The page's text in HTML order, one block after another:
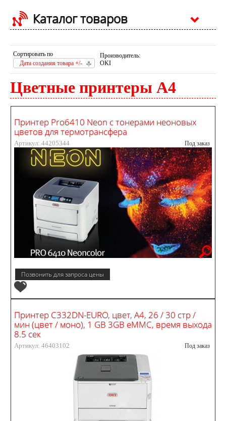
Каталог товаров
Сортировать по
Дата создания товара +/-
Производитель:
OKI
Цветные принтеры А4
Принтер Pro6410 Neon с тонерами неоновых
цветов для термотрансфера
Артикул: 44205344 Под заказ
Позвонить для запроса цены
Принтер C332DN-EURO, цвет, А4, 26 / 30 стр /
мин (цвет / моно), 1 GB 3GB eMMC, время выхода
8.5 сек
Артикул: 46403102 Под заказ